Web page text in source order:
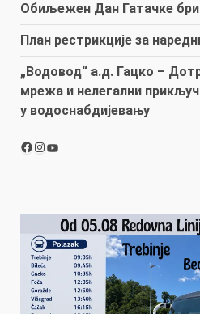
Обиљежен Дан Гатачке
План рестрикције за
„Водовод“ а.д. Гацко –
мрежа и нелегални
у водоснабдијевању
Facebook
Instagram
YouTube